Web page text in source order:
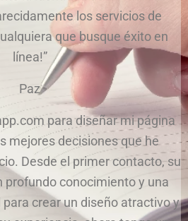
los servicios de
que busque éxito en
línea!”
Paz
para diseñar mi página
mejores decisiones que he
Desde el primer contacto, su
profundo conocimiento y una
crear un diseño atractivo y